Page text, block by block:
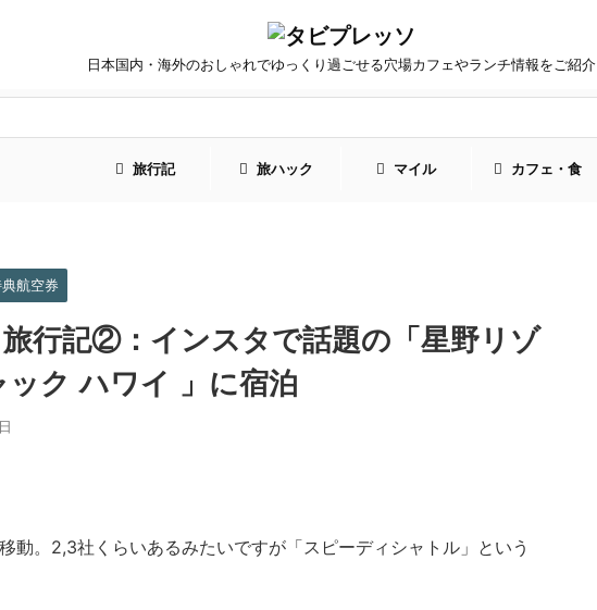
日本国内・海外のおしゃれでゆっくり過ごせる穴場カフェやランチ情報をご紹介
旅行記 旅ハック マイル カフェ・食
航空券
行記②：インスタで話題の「星野リゾ
ク ハワイ 」に宿泊
動。2,3社くらいあるみたいですが「スピーディシャトル」という